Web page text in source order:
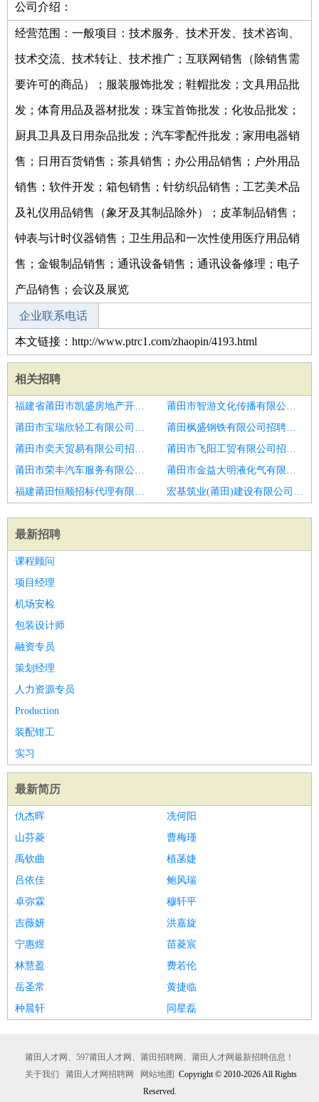
公司类型
公司介绍：
经营范围：一般项目：技术服务、技术开发、技术咨询、
技术交流、技术转让、技术推广；互联网销售（除销售需
要许可的商品）；服装服饰批发；鞋帽批发；文具用品批
发；体育用品及器材批发；珠宝首饰批发；化妆品批发；
厨具卫具及日用杂品批发；汽车零配件批发；家用电器销
售；日用百货销售；茶具销售；办公用品销售；户外用品
销售；软件开发；箱包销售；针纺织品销售；工艺美术品
及礼仪用品销售（象牙及其制品除外）；皮革制品销售；
钟表与计时仪器销售；卫生用品和一次性使用医疗用品销
售；金银制品销售；通讯设备销售；通讯设备修理；电子
产品销售；会议及展览
企业联系电话
本文链接：http://www.ptrc1.com/zhaopin/4193.html
相关招聘
福建省莆田市凯盛房地产开发有限公司招聘康复治疗师
莆田市智游文化传播有限公司招聘理疗师
莆田市宝瑞欣轻工有限公司招聘理疗师
莆田枫盛钢铁有限公司招聘康复医师,理疗师,康复治疗师
莆田市奕天贸易有限公司招聘中医针灸理疗康复
莆田市飞阳工贸有限公司招聘理疗师
莆田市荣丰汽车服务有限公司招聘中医理疗师
莆田市金益大明液化气有限公司招聘理疗师
福建莆田恒顺招标代理有限公司招聘中医理疗师
宏基筑业(莆田)建设有限公司招聘康复科
最新招聘
课程顾问
项目经理
机场安检
包装设计师
融资专员
策划经理
人力资源专员
Production
装配钳工
实习
最新简历
仇杰晖
冼何阳
山芬菱
曹梅瑾
禹钦曲
植菡婕
吕依佳
鲍风瑞
卓弥霖
穆轩平
吉薇妍
洪嘉旋
宁惠煜
苗菱宸
林慧盈
费若伦
岳圣常
黄捷临
种晨轩
同星磊
莆田人才网、597莆田人才网、莆田招聘网、莆田人才网最新招聘信息！
关于我们
莆田人才网招聘网 网站地图 Copyright © 2010-2026 All Rights
Reserved.